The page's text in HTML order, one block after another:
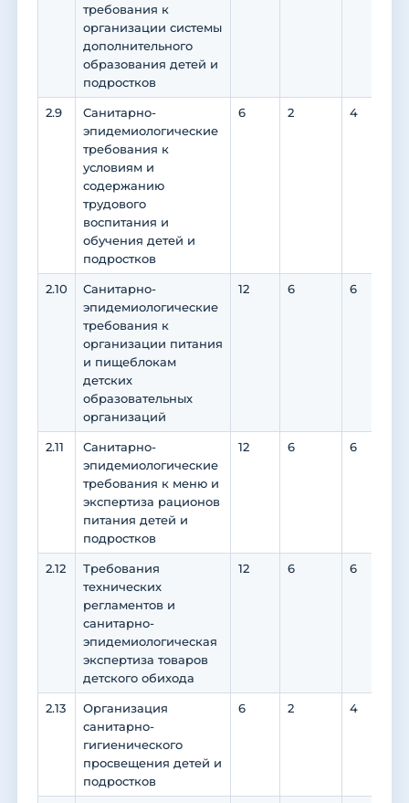
требования к
организации системы
дополнительного
образования детей и
подростков
2.9
Санитарно-
эпидемиологические
требования к
условиям и
содержанию
трудового
воспитания и
обучения детей и
подростков
6 2 4
2.10
Санитарно-
эпидемиологические
требования к
организации питания
и пищеблокам
детских
образовательных
организаций
12 6 6
2.11
Санитарно-
эпидемиологические
требования к меню и
экспертиза рационов
питания детей и
подростков
12 6 6
2.12
Требования
технических
регламентов и
санитарно-
эпидемиологическая
экспертиза товаров
детского обихода
12 6 6
2.13
Организация
санитарно-
гигиенического
просвещения детей и
подростков
6 2 4